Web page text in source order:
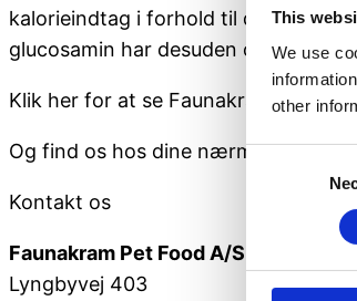
This
We use
other
Consent
kalorieindtag i forhold til dens
glucosamin har desuden også god
Klik her for at se Faunakrams
Og find os hos dine nærmeste
Kontakt os
Faunakram Pet Food A/S
Lyngbyvej 403